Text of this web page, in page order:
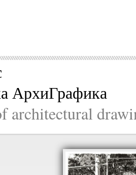
АрхиГрафика
architectural